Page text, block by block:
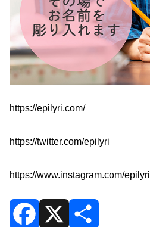
https://epilyri.com/
https://twitter.com/epilyri
https://www.instagram.com/epilyri